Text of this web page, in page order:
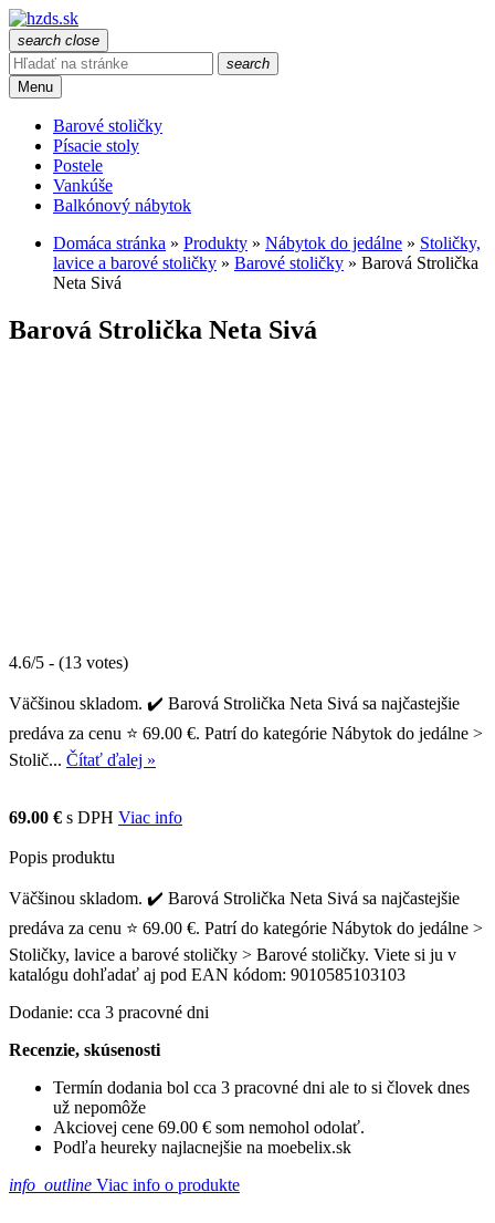
search close
search
Menu
Barové stoličky
Písacie stoly
Postele
Vankúše
Balkónový nábytok
Domáca stránka » Produkty » Nábytok do jedálne » Stoličky,
lavice a barové stoličky » Barové stoličky » Barová Strolička
Neta Sivá
Barová Strolička Neta Sivá
4.6/5 - (13 votes)
Väčšinou skladom. ✔️ Barová Strolička Neta Sivá sa najčastejšie
predáva za cenu ⭐ 69.00 €. Patrí do kategórie Nábytok do jedálne >
Stolič... Čítať ďalej »
69.00 € s DPH Viac info
Popis produktu
Väčšinou skladom. ✔️ Barová Strolička Neta Sivá sa najčastejšie
predáva za cenu ⭐ 69.00 €. Patrí do kategórie Nábytok do jedálne >
Stoličky, lavice a barové stoličky > Barové stoličky. Viete si ju v
katalógu dohľadať aj pod EAN kódom: 9010585103103
Dodanie: cca 3 pracovné dni
Recenzie, skúsenosti
Termín dodania bol cca 3 pracovné dni ale to si človek dnes
už nepomôže
Akciovej cene 69.00 € som nemohol odolať.
Podľa heureky najlacnejšie na moebelix.sk
info_outline Viac info o produkte